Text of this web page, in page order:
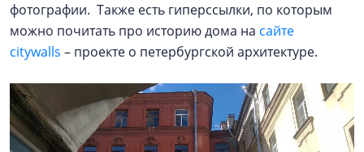
фотографии. Также есть гиперссылки, по которым
можно почитать про историю дома на сайте
citywalls – проекте о петербургской архитектуре.